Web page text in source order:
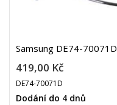
Samsung DE74-
419,00 Kč
DE74-70071D
Dodání do 4 dnů